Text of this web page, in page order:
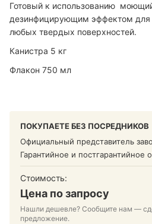
Готовый к использованию
дезинфицирующим эффектом для
любых твердых поверхностей.
Канистра 5 кг
Флакон 750 мл
ПОКУПАЕТЕ БЕЗ ПОСРЕДНИКОВ
Официальный представитель
Гарантийное и постгарантийное
Стоимость:
Цена по запросу
Нашли дешевле? Сообщите нам —
предложение.